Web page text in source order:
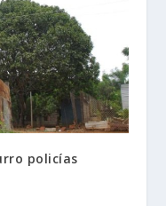
policías